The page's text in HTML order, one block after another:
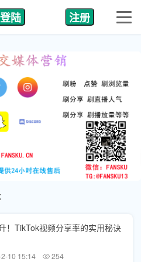
登陆 注册
！TikTok视频分享率的实用秘诀
10 15:14 254